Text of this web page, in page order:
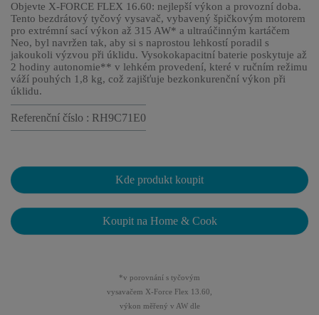
Objevte X-FORCE FLEX 16.60: nejlepší výkon a provozní doba.
Tento bezdrátový tyčový vysavač, vybavený špičkovým motorem
pro extrémní sací výkon až 315 AW* a ultraúčinným kartáčem
Neo, byl navržen tak, aby si s naprostou lehkostí poradil s
jakoukoli výzvou při úklidu. Vysokokapacitní baterie poskytuje až
2 hodiny autonomie** v lehkém provedení, které v ručním režimu
váží pouhých 1,8 kg, což zajišťuje bezkonkurenční výkon při
úklidu.
Referenční číslo : RH9C71E0
Kde produkt koupit
Koupit na Home & Cook
*v porovnání s tyčovým
vysavačem X-Force Flex 13.60,
výkon měřený v AW dle